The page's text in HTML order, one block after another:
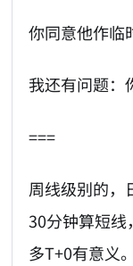
你同意他作临
我还有问题：
===
周线级别的，
30分钟算短线
多T+0有意义。